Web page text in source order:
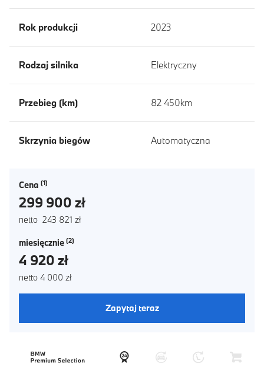
Rok produkcji 2023
Rodzaj silnika Elektryczny
Przebieg (km) 82 450km
Skrzynia biegów Automatyczna
Cena
299 900 zł
netto 243 821 zł
miesięcznie
4 920 zł
netto 4 000 zł
Zapytaj teraz